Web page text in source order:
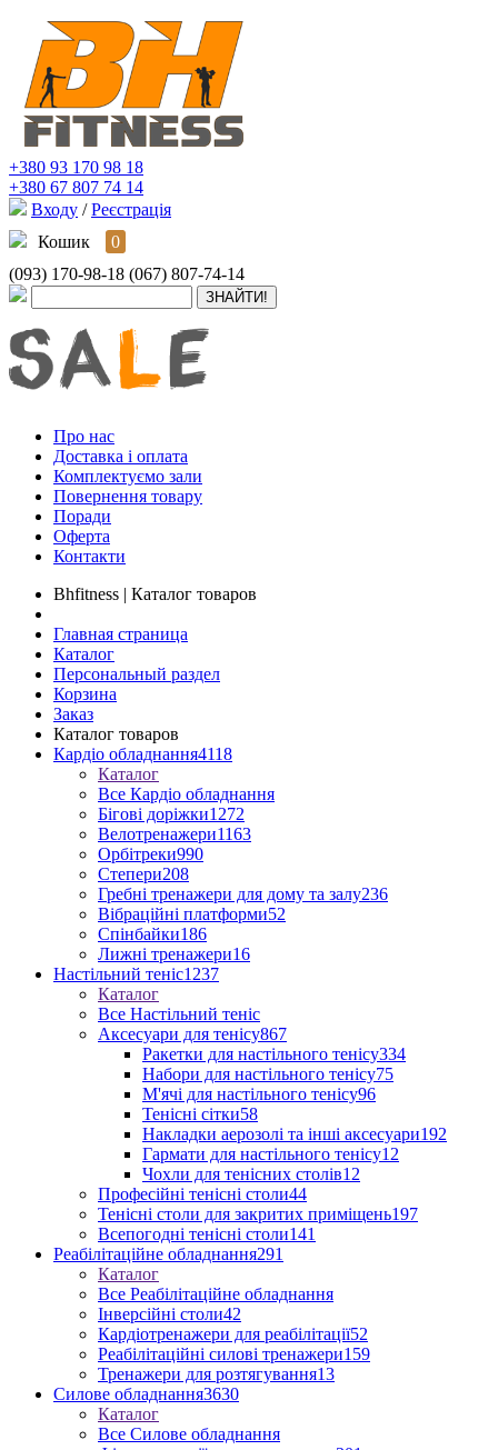
+380 93 170 98 18
+380 67 807 74 14
Входу / Реєстрація
Кошик
0
(093) 170-98-18 (067) 807-74-14
Про нас
Доставка і оплата
Комплектуємо зали
Повернення товару
Поради
Оферта
Контакти
Bhfitness | Каталог товаров
Главная страница
Каталог
Персональный раздел
Корзина
Заказ
Каталог товаров
Кардіо обладнання4118
Каталог
Все Кардіо обладнання
Бігові доріжки1272
Велотренажери1163
Орбітреки990
Степери208
Гребні тренажери для дому та залу236
Вібраційні платформи52
Спінбайки186
Лижні тренажери16
Настільний теніс1237
Каталог
Все Настільний теніс
Аксесуари для тенісу867
Ракетки для настільного тенісу334
Набори для настільного тенісу75
М'ячі для настільного тенісу96
Тенісні сітки58
Накладки аерозолі та інші аксесуари192
Гармати для настільного тенісу12
Чохли для тенісних столів12
Професійні тенісні столи44
Тенісні столи для закритих приміщень197
Всепогодні тенісні столи141
Реабілітаційне обладнання291
Каталог
Все Реабілітаційне обладнання
Інверсійні столи42
Кардіотренажери для реабілітації52
Реабілітаційні силові тренажери159
Тренажери для розтягування13
Силове обладнання3630
Каталог
Все Силове обладнання